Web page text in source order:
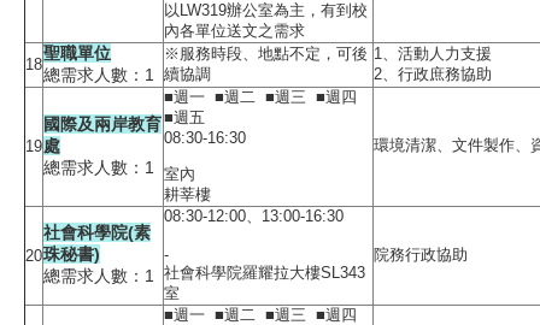
以LW319辦公室為主，有到校
內各單位送文之需求
18
聖職單位
總需求人數：1
※服務時段、地點不定，可後
續協調
1、活動人力支援
2、行政庶務協助
19
國際及兩岸教育
處
總需求人數：1
■週一 ■週二 ■週三 ■週四
■週五
08:30-16:30
室內
耕莘樓
環境清潔、文件製作、
20
社會科學院(素
珠秘書)
總需求人數：1
08:30-12:00、13:00-16:30
-
社會科學院羅耀拉大樓SL343
室
院務行政協助
■週一 ■週二 ■週三 ■週四